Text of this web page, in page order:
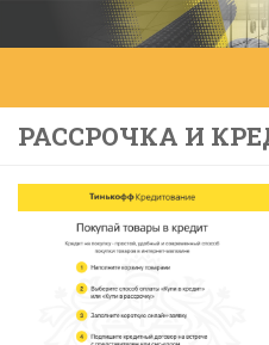
Перейти к
РАССРОЧКА И